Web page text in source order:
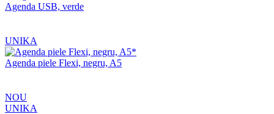
Agenda USB, verde
UNIKA
Agenda piele Flexi, negru, A5
NOU
UNIKA